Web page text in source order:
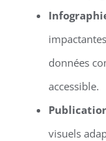
données
accessible.
visuels